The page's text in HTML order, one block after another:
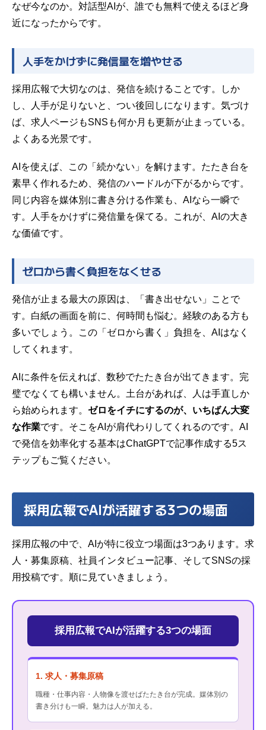
なぜ今なのか。対話型AIが、誰でも無料で使えるほど身
近になったからです。
人手をかけずに発信量を増やせる
採用広報で大切なのは、発信を続けることです。しか
し、人手が足りないと、つい後回しになります。気づけ
ば、求人ページもSNSも何か月も更新が止まっている。
よくある光景です。
AIを使えば、この「 続かない 」を解けます。たたき台を
素早く作れるため、発信のハードルが下がるからです。
同じ内容を媒体別に書き分ける作業も、AIなら一瞬で
す。人手をかけずに発信量を保てる。これが、AIの大き
な価値です。
ゼロから書く負担をなくせる
発信が止まる最大の原因は、「書き出せない」ことで
す。白紙の画面を前に、何時間も悩む。経験のある方も
多いでしょう。この「ゼロから書く」負担を、AIはなく
してくれます。
AIに条件を伝えれば、数秒でたたき台が出てきます。完
璧でなくても構いません。土台があれば、人は手直しか
ら始められます。 ゼロをイチにするのが、いちばん大変
な作業です。そこをAIが肩代わりしてくれるのです。AI
で発信を効率化する基本はChatGPTで記事作成する5ス
テップもご覧ください。
採用広報でAIが活躍する3つの場面
採用広報の中で、AIが特に役立つ場面は3つあります。求
人・募集原稿、社員インタビュー記事、そしてSNSの採
用投稿です。順に見ていきましょう。
採用広報でAIが活躍する3つの場面
1. 求人・募集原稿
職種・仕事内容・人物像を渡せばたたき台が完成。媒体別の
書き分けも一瞬。魅力は人が加える。